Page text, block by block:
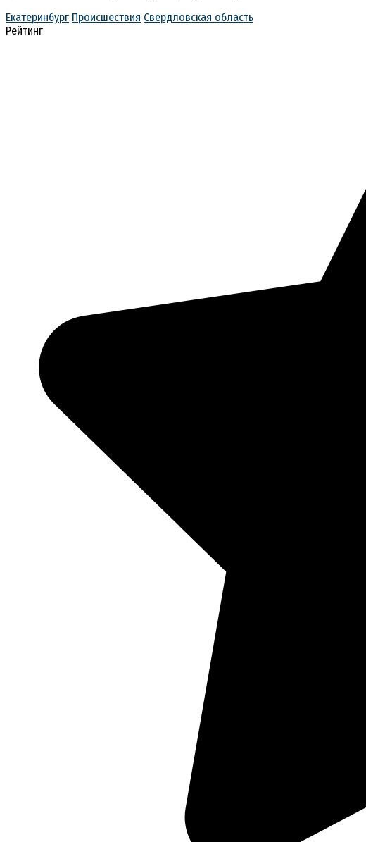
Екатеринбург Происшествия Свердловская область
Рейтинг